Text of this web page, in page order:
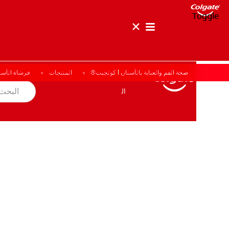
Toggle
المنتجات صحة الفم والأسنان المهمة
المنتجات المهمة
صحة الفم والعناية بالأسنان | كولجيت® المنتجات فرشاة